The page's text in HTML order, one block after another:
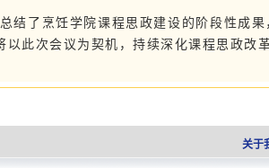
结了烹饪学院课程思政建设的阶段性成
以此次会议为契机，持续深化课程思政改
关于